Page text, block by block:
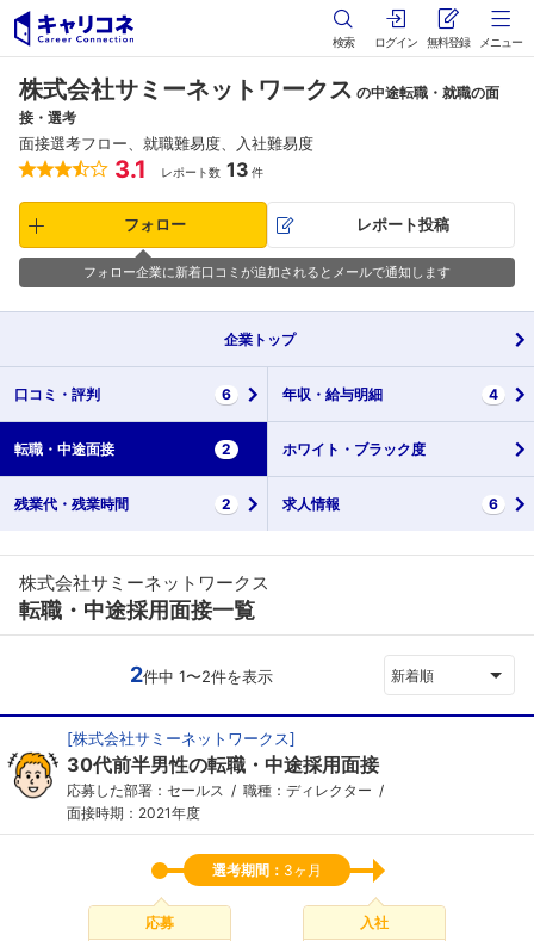
検索 ログイン 無料登録 メニュー
株式会社サミーネットワークス の中途転職・就職の面
接・選考
面接選考フロー、就職難易度、入社難易度
3.1 レポート数 13 件
フォロー レポート投稿
フォロー企業に新着口コミが追加されるとメールで通知します
企業 トップ
口コミ・ 評判 6 年収・ 給与明細 4
転職・ 中途面接 2 ホワイト・ ブラック度
残業代・ 残業時間 2 求人情報 6
株式会社サミーネットワークス
転職・中途採用面接一覧
2件中 1〜2件を表示 新着順
[株式会社サミーネットワークス]
30代前半男性の転職・中途採用面接
応募した部署：セールス
職種：ディレクター
面接時期：2021年度
選考期間： 3ヶ月
応募 入社